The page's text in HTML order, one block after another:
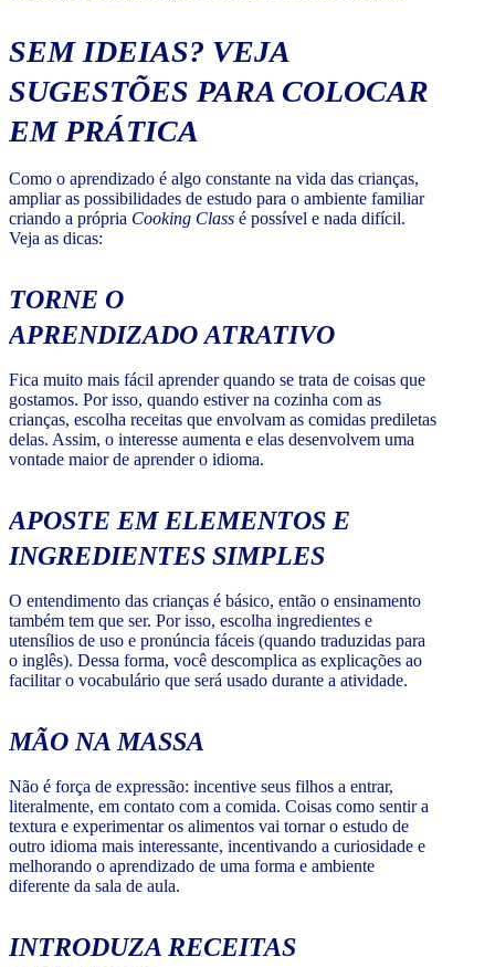
SEM IDEIAS? VEJA
SUGESTÕES PARA COLOCAR
EM PRÁTICA
Como o aprendizado é algo constante na vida das crianças,
ampliar as possibilidades de estudo para o ambiente familiar
criando a própria Cooking Class é possível e nada difícil.
Veja as dicas:
TORNE O
APRENDIZADO ATRATIVO
Fica muito mais fácil aprender quando se trata de coisas que
gostamos. Por isso, quando estiver na cozinha com as
crianças, escolha receitas que envolvam as comidas prediletas
delas. Assim, o interesse aumenta e elas desenvolvem uma
vontade maior de aprender o idioma.
APOSTE EM ELEMENTOS E
INGREDIENTES SIMPLES
O entendimento das crianças é básico, então o ensinamento
também tem que ser. Por isso, escolha ingredientes e
utensílios de uso e pronúncia fáceis (quando traduzidas para
o inglês). Dessa forma, você descomplica as explicações ao
facilitar o vocabulário que será usado durante a atividade.
MÃO NA MASSA
Não é força de expressão: incentive seus filhos a entrar,
literalmente, em contato com a comida. Coisas como sentir a
textura e experimentar os alimentos vai tornar o estudo de
outro idioma mais interessante, incentivando a curiosidade e
melhorando o aprendizado de uma forma e ambiente
diferente da sala de aula.
INTRODUZA RECEITAS